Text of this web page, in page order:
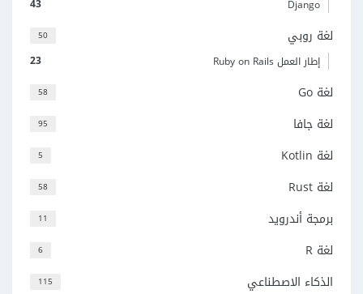
43 Django
50 لغة روبي
23 إطار العمل Ruby on Rails
58 لغة Go
95 لغة جافا
5 لغة Kotlin
58 لغة Rust
11 برمجة أندرويد
6 لغة R
115 الذكاء الاصطناعي